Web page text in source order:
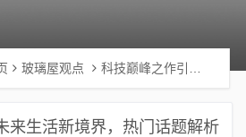
玻璃屋观点 科技巅峰之作引领未来生活新境界，热门话题解析
来生活新境界，热门话题解析